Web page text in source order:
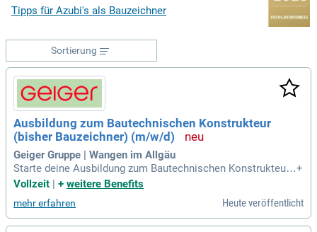
Tipps für Azubi's als Bauzeichner
Sortierung
Ausbildung zum Bautechnischen Konstrukteur
(bisher Bauzeichner) (m/w/d)
Geiger Gruppe | Wangen im Allgäu
Starte deine Ausbildung zum Bautechnischen Konstrukteur
(m/w/d) und gestalte die Zukunft des Holzbaus in Wangen i
Karriere als Schüler/in zu beginnen. Lerne, individuellen Hol
zbauprojekte durch Entwurfs- und Ausführungspläne zum Le
+
Vollzeit | + weitere Benefits
mehr erfahren Heute veröffentlicht